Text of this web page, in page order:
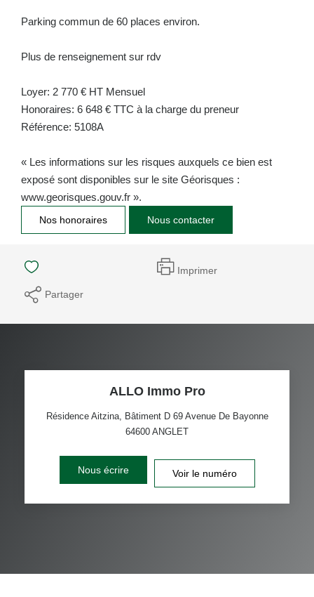
Parking commun de 60 places environ.
Plus de renseignement sur rdv
Loyer: 2 770 € HT Mensuel
Honoraires: 6 648 € TTC à la charge du preneur
Référence: 5108A
« Les informations sur les risques auxquels ce bien est
exposé sont disponibles sur le site Géorisques :
www.georisques.gouv.fr ».
Nos honoraires Nous contacter
Imprimer
Partager
ALLO Immo Pro
Résidence Aitzina, Bâtiment D 69 Avenue De Bayonne
64600 ANGLET
Nous écrire Voir le numéro